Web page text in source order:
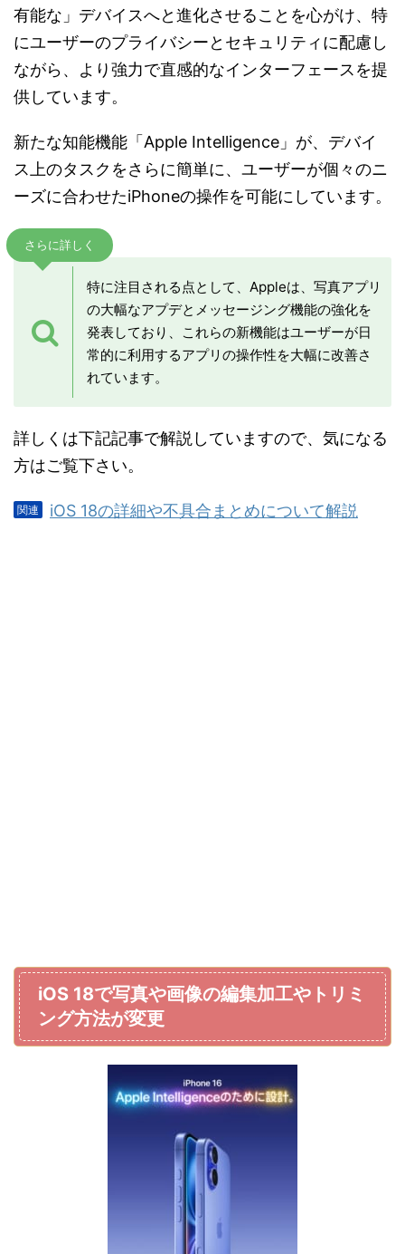
有能な」デバイスへと進化させることを心がけ、特
にユーザーのプライバシーとセキュリティに配慮し
ながら、より強力で直感的なインターフェースを提
供しています。
新たな知能機能「Apple Intelligence」が、デバイ
ス上のタスクをさらに簡単に、ユーザーが個々のニ
ーズに合わせたiPhoneの操作を可能にしています。
さらに詳しく
特に注目される点として、Appleは、写真アプリ
の大幅なアプデとメッセージング機能の強化を
発表しており、これらの新機能はユーザーが日
常的に利用するアプリの操作性を大幅に改善さ
れています。
詳しくは下記記事で解説していますので、気になる
方はご覧下さい。
iOS 18の詳細や不具合まとめについて解説
iOS 18で写真や画像の編集加工やトリミ
ング方法が変更